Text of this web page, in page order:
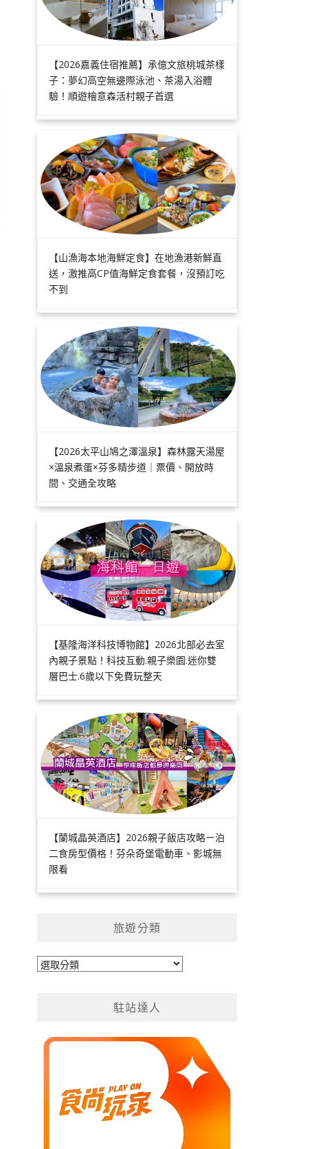
【2026嘉義住宿推薦】承億文旅桃城茶樣
子：夢幻高空無邊際泳池、茶湯入浴體
驗！順遊檜意森活村親子首選
【山漁海本地海鮮定食】在地漁港新鮮直
送，激推高CP值海鮮定食套餐，沒預訂吃
不到
【2026太平山鳩之澤溫泉】森林露天湯屋
×溫泉煮蛋×芬多精步道｜票價、開放時
間、交通全攻略
【基隆海洋科技博物館】2026北部必去室
內親子景點！科技互動.親子樂園.迷你雙
層巴士.6歲以下免費玩整天
【蘭城晶英酒店】2026親子飯店攻略ㄧ泊
二食房型價格！芬朵奇堡電動車、影城無
限看
旅遊分類
旅
駐站達人